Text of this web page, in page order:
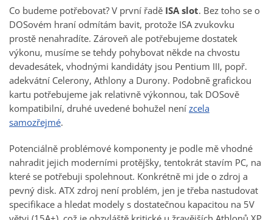
Co budeme potřebovat? V první řadě ISA slot. Bez toho se o
DOSovém hraní odmítám bavit, protože ISA zvukovku
prostě nenahradíte. Zároveň ale potřebujeme dostatek
výkonu, musíme se tehdy pohybovat někde na chvostu
devadesátek, vhodnými kandidáty jsou Pentium III, popř.
adekvátní Celerony, Athlony a Durony. Podobně grafickou
kartu potřebujeme jak relativně výkonnou, tak DOSově
kompatibilní, druhé uvedené bohužel nenízcela
samozřejmé.
Potenciálně problémové komponenty je podle mě vhodné
nahradit jejich moderními protějšky, tentokrát stavím PC, na
které se potřebuji spolehnout. Konkrétně mi jde o zdroj a
pevný disk. ATX zdroj není problém, jen je třeba nastudovat
specifikace a hledat modely s dostatečnou kapacitou na 5V